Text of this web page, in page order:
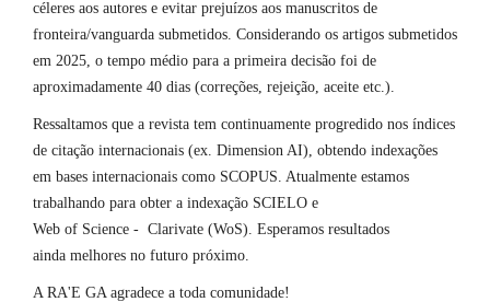
céleres aos autores e evitar prejuízos aos manuscritos de
fronteira/vanguarda submetidos. Considerando os artigos submetidos
em 2025, o tempo médio para a primeira decisão foi de
aproximadamente 40 dias (correções, rejeição, aceite etc.).
Ressaltamos que a revista tem continuamente progredido nos índices
de citação internacionais (ex. Dimension AI), obtendo indexações
em bases internacionais como SCOPUS. Atualmente estamos
trabalhando para obter a indexação SCIELO e
Web of Science - Clarivate (WoS). Esperamos resultados
ainda melhores no futuro próximo.
A RA'E GA agradece a toda comunidade!